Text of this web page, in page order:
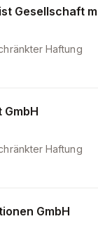
Gesellschaft
Haftung
GmbH
Haftung
GmbH